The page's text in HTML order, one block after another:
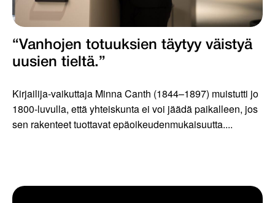
“Vanhojen totuuksien täytyy väistyä
uusien tieltä.”
Kirjailija-vaikuttaja Minna Canth (1844–1897) muistutti jo
1800-luvulla, että yhteiskunta ei voi jäädä paikalleen, jos
sen rakenteet tuottavat epäoikeudenmukaisuutta....